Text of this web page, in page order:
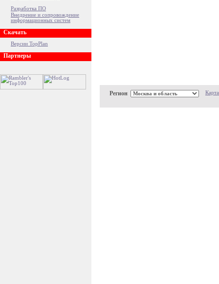
Разработка ПО
Внедрение и сопровождение
информационных систем
Скачать
Версии TopPlan
Партнеры
Регион Карта